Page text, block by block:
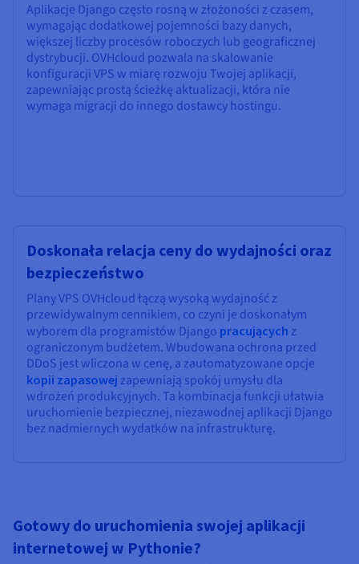
Aplikacje Django często rosną w złożoności z czasem,
wymagając dodatkowej pojemności bazy danych,
większej liczby procesów roboczych lub geograficznej
dystrybucji. OVHcloud pozwala na skalowanie
konfiguracji VPS w miarę rozwoju Twojej aplikacji,
zapewniając prostą ścieżkę aktualizacji, która nie
wymaga migracji do innego dostawcy hostingu.
Doskonała relacja ceny do wydajności oraz
bezpieczeństwo
Plany VPS OVHcloud łączą wysoką wydajność z
przewidywalnym cennikiem, co czyni je doskonałym
wyborem dla programistów Django pracujących z
ograniczonym budżetem. Wbudowana ochrona przed
DDoS jest wliczona w cenę, a zautomatyzowane opcje
kopii zapasowej zapewniają spokój umysłu dla
wdrożeń produkcyjnych. Ta kombinacja funkcji ułatwia
uruchomienie bezpiecznej, niezawodnej aplikacji Django
bez nadmiernych wydatków na infrastrukturę.
Gotowy do uruchomienia swojej aplikacji
internetowej w Pythonie?